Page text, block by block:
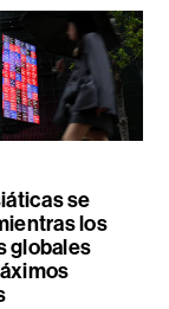
se
los
globales